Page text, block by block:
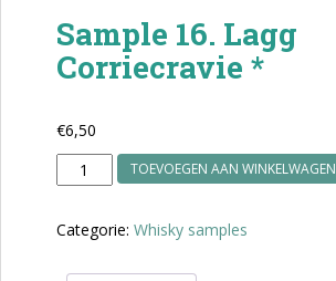
Sample 16. Lagg
Corriecravie *
€6,50
Sample
16.
Corriecravie
TOEVOEGEN AAN WINKELWAGEN
Categorie: Whisky samples